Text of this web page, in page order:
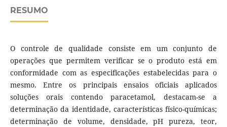
RESUMO
O controle de qualidade consiste em um conjunto de
operações que permitem verificar se o produto está em
conformidade com as especificações estabelecidas para o
mesmo. Entre os principais ensaios oficiais aplicados
soluções orais contendo paracetamol, destacam-se a
determinação da identidade, características físico-químicas;
determinação de volume, densidade, pH pureza, teor,